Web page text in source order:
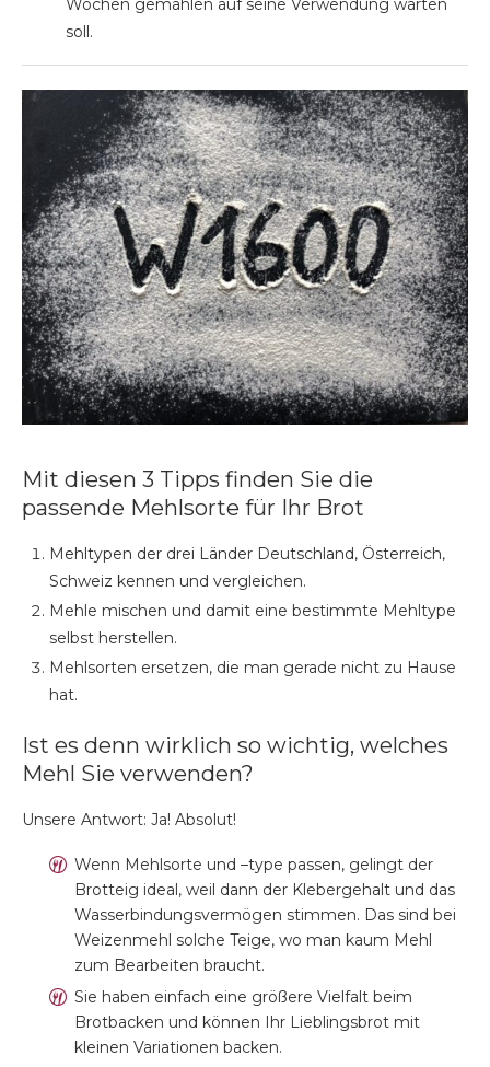
Wochen gemahlen auf seine Verwendung warten
soll.
Mit diesen 3 Tipps finden Sie die
passende Mehlsorte für Ihr Brot
Mehltypen der drei Länder Deutschland, Österreich,
Schweiz kennen und vergleichen.
Mehle mischen und damit eine bestimmte Mehltype
selbst herstellen.
Mehlsorten ersetzen, die man gerade nicht zu Hause
hat.
Ist es denn wirklich so wichtig, welches
Mehl Sie verwenden?
Unsere Antwort: Ja! Absolut!
Wenn Mehlsorte und –type passen, gelingt der
Brotteig ideal, weil dann der Klebergehalt und das
Wasserbindungsvermögen stimmen. Das sind bei
Weizenmehl solche Teige, wo man kaum Mehl
zum Bearbeiten braucht.
Sie haben einfach eine größere Vielfalt beim
Brotbacken und können Ihr Lieblingsbrot mit
kleinen Variationen backen.